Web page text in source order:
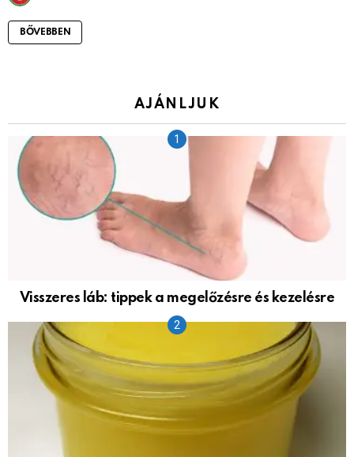
BŐVEBBEN
AJÁNLJUK
Visszeres láb: tippek a megelőzésre és kezelésre